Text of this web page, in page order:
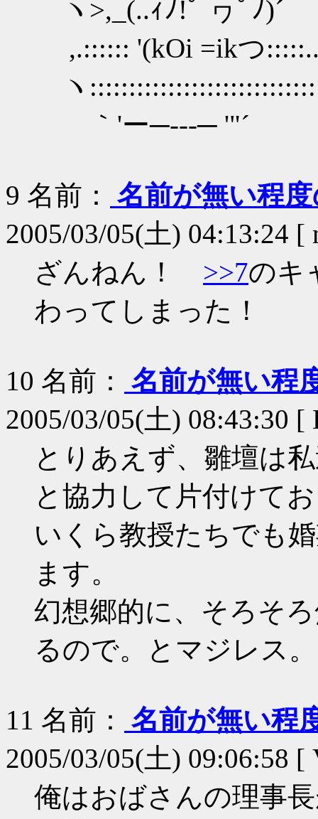
ヽ>,_(..ｨﾉ!ﾟ ヮﾟﾉ)´
,.:::::: '(kOi =ikつ
ヽ
｀'ー─---─ '"´
9 名前：
名前が無い程
2005/03/05(土) 04:13:24 [
ざんねん！ >>7のキ
わってしまった！
10 名前：
名前が無い程
2005/03/05(土) 08:43:30
とりあえず、雛壇は
と協力して片付けて
いくら教授たちでも
ます。
幻想郷的に、そろそ
るので。とマジレス。
11 名前：
名前が無い程
2005/03/05(土) 09:06:58
俺はおばさんの理事